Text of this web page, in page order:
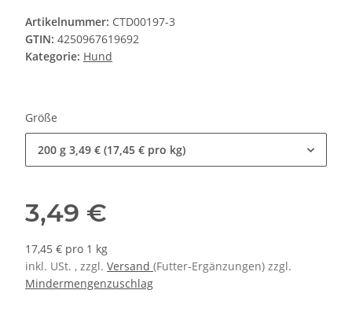
Artikelnummer: CTD00197-3
GTIN: 4250967619692
Kategorie: Hund
Größe
200 g 3,49 € (17,45 € pro kg)
3,49 €
17,45 € pro 1 kg
inkl. USt. , zzgl. Versand (Futter-Ergänzungen) zzgl.
Mindermengenzuschlag